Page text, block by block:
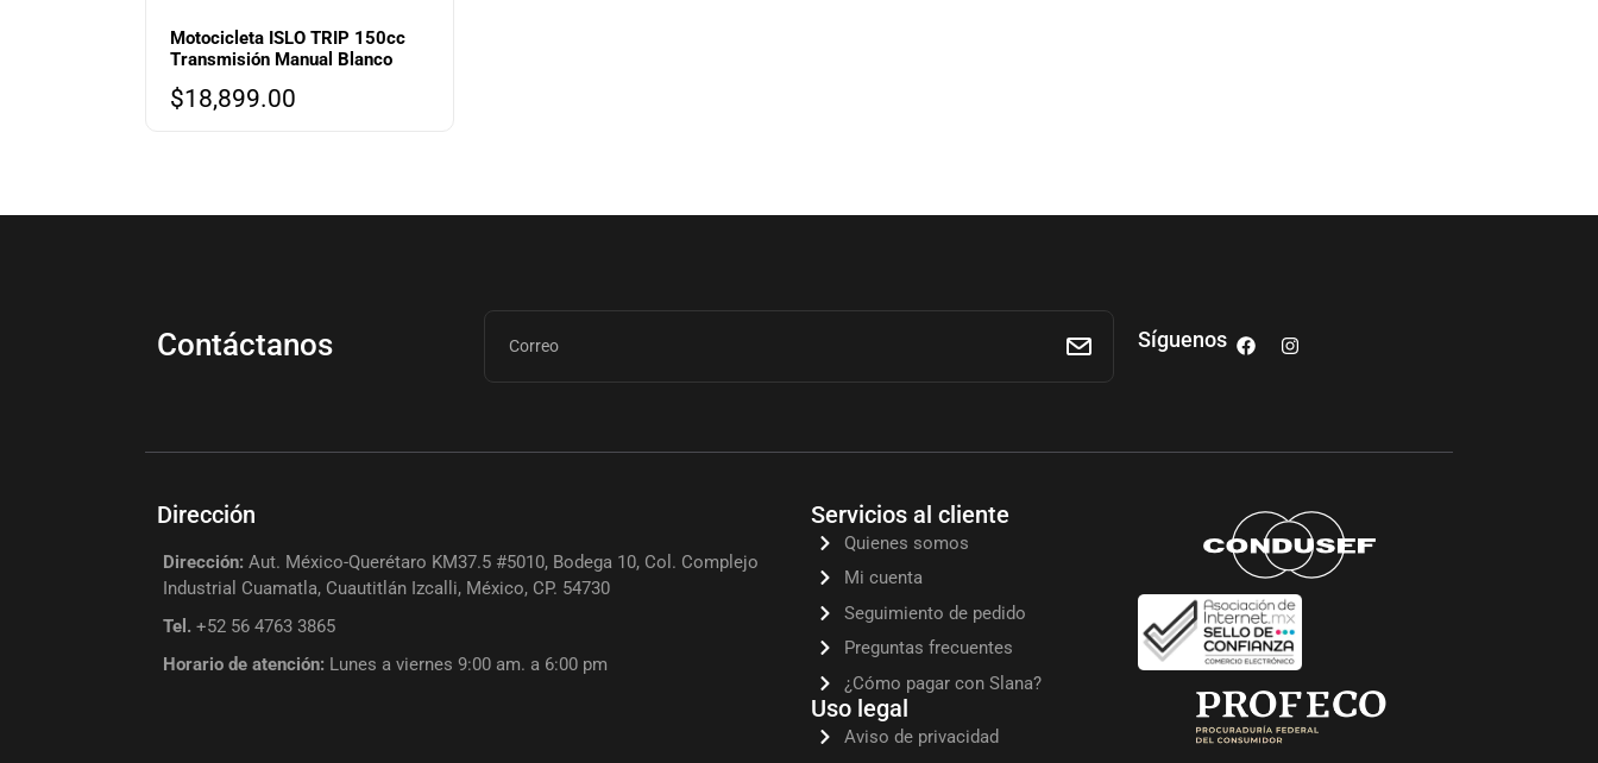
Motocicleta ISLO TRIP 150cc
Transmisión Manual Blanco
$18,899.00
Contáctanos Síguenos
Dirección
Dirección: Aut. México-Querétaro KM37.5 #5010, Bodega 10, Col. Complejo
Industrial Cuamatla, Cuautitlán Izcalli, México, CP. 54730
Tel. +52 56 4763 3865
Horario de atención: Lunes a viernes 9:00 am. a 6:00 pm
Servicios al cliente
Quienes somos
Mi cuenta
Seguimiento de pedido
Preguntas frecuentes
¿Cómo pagar con Slana?
Uso legal
Aviso de privacidad